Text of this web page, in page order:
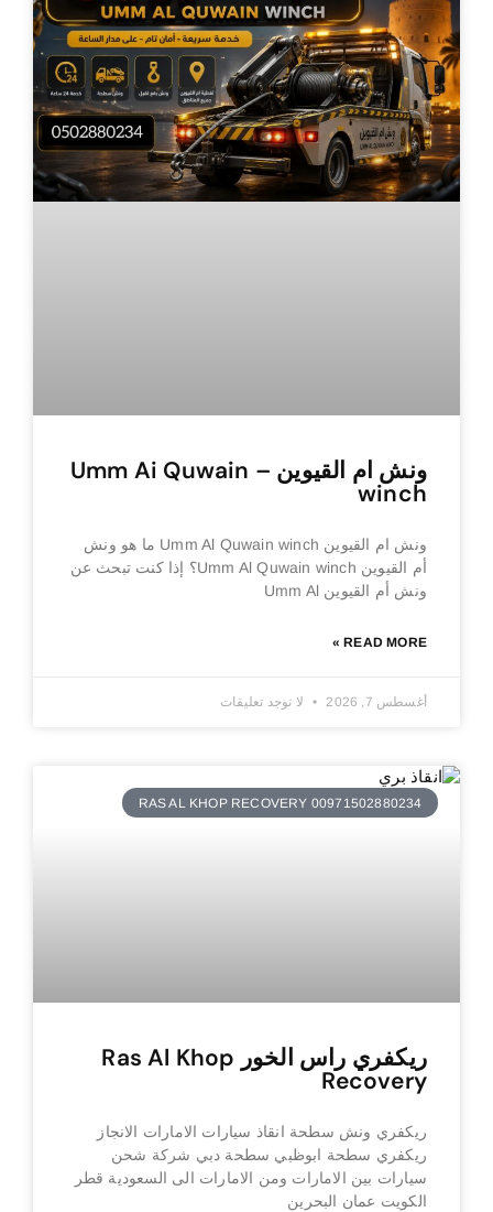
ونش ام القيوين – Umm Ai Quwain
winch
ونش ام القيوين Umm Al Quwain winch ما هو ونش
أم القيوين Umm Al Quwain winch؟ إذا كنت تبحث عن
ونش أم القيوين Umm Al
READ MORE »
أغسطس 7, 2026 لا توجد تعليقات
RAS AL KHOP RECOVERY 00971502880234
ريكفري راس الخور Ras Al Khop
Recovery
ريكفري ونش سطحة انقاذ سيارات الامارات الانجاز
ريكفري سطحة ابوظبي سطحة دبي شركة شحن
سيارات بين الامارات ومن الامارات الى السعودية قطر
الكويت عمان البحرين